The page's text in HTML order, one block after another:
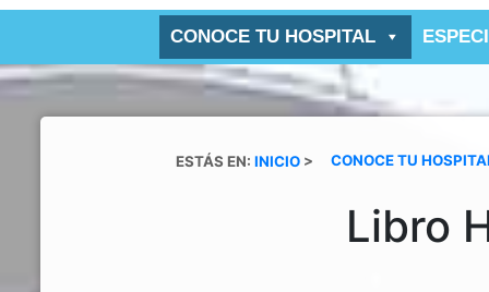
SALUD DE CALIDAD Y ALTA COMPLEJIDAD PARA LA
CONOCE TU HOSPITAL
ESTÁS EN: INICIO > CONOCE TU
Libro